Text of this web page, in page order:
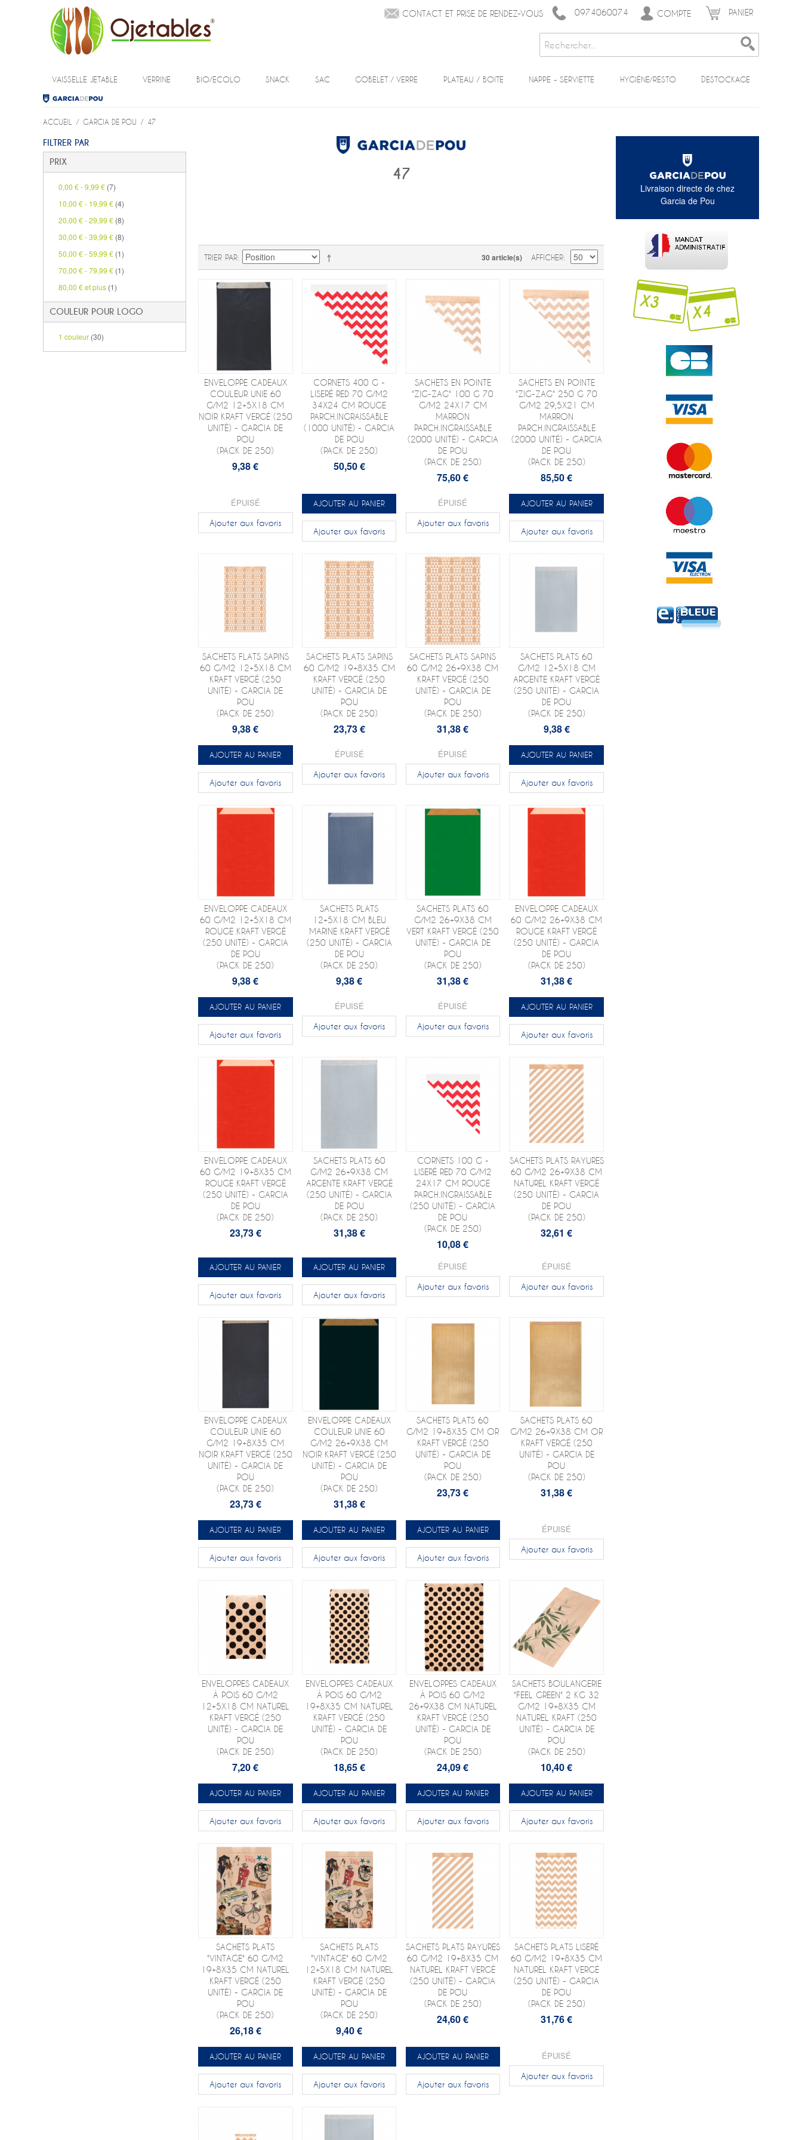
CONTACT ET PRISE DE RENDEZ-VOUS 0974060074 COMPTE PANIER
VAISSELLE JETABLE VERRINE BIO/ECOLO SNACK SAC GOBELET / VERRE PLATEAU / BOITE NAPPE - SERVIETTE HYGIÈNE/RESTO DESTOCKAGE
ACCUEIL / GARCIA DE POU / 47
FILTRER PAR
PRIX
0,00 €-9,99 € (7)
10,00 €- 19,99 € (4)
20,00 €-29,99 € (8)
30,00 €-39,99 € (8)
50,00 €-59,99 € (1)
70,00 €-79,99 € (1)
80,00 €et plus (1)
COULEUR POUR LOGO
1 couleur (30)
47
TRIER PAR 30 article(s) AFFICHER
ENVELOPPE CADEAUX
COULEUR UNIE 60
G/M2 12+5X18 CM
NOIR KRAFT VERGÉ (250
UNITÉ) - GARCIA DE
POU
(PACK DE 250)
9,38 €
ÉPUISÉ
Ajouter aux favoris
CORNETS 400 G -
LISERÉ RED 70 G/M2
34X24 CM ROUGE
PARCH.INGRAISSABLE
(1000 UNITÉ) - GARCIA
DE POU
(PACK DE 250)
50,50 €
AJOUTER AU PANIER
Ajouter aux favoris
SACHETS EN POINTE
"ZIG-ZAG" 100 G 70
G/M2 24X17 CM
MARRON
PARCH.INGRAISSABLE
(2000 UNITÉ) - GARCIA
DE POU
(PACK DE 250)
75,60 €
ÉPUISÉ
Ajouter aux favoris
SACHETS EN POINTE
"ZIG-ZAG" 250 G 70
G/M2 29,5X21 CM
MARRON
PARCH.INGRAISSABLE
(2000 UNITÉ) - GARCIA
DE POU
(PACK DE 250)
85,50 €
AJOUTER AU PANIER
Ajouter aux favoris
SACHETS FLATS SAPINS
60 G/M2 12+5X18 CM
KRAFT VERGÉ (250
UNITÉ) - GARCIA DE
POU
(PACK DE 250)
9,38 €
AJOUTER AU PANIER
Ajouter aux favoris
SACHETS PLATS SAPINS
60 G/M2 19+8X35 CM
KRAFT VERGÉ (250
UNITÉ) - GARCIA DE
POU
(PACK DE 250)
23,73 €
ÉPUISÉ
Ajouter aux favoris
SACHETS PLATS SAPINS
60 G/M2 26+9X38 CM
KRAFT VERGÉ (250
UNITÉ) - GARCIA DE
POU
(PACK DE 250)
31,38 €
ÉPUISÉ
Ajouter aux favoris
SACHETS PLATS 60
G/M2 12+5X18 CM
ARGENTE KRAFT VERGÉ
(250 UNITÉ) - GARCIA
DE POU
(PACK DE 250)
9,38 €
AJOUTER AU PANIER
Ajouter aux favoris
ENVELOPPE CADEAUX
60 G/M2 12+5X18 CM
ROUGE KRAFT VERGÉ
(250 UNITÉ) - GARCIA
DE POU
(PACK DE 250)
9,38 €
AJOUTER AU PANIER
Ajouter aux favoris
SACHETS PLATS
12+5X18 CM BLEU
MARINE KRAFT VERGÉ
(250 UNITÉ) - GARCIA
DE POU
(PACK DE 250)
9,38 €
ÉPUISÉ
Ajouter aux favoris
SACHETS PLATS 60
G/M2 26+9X38 CM
VERT KRAFT VERGÉ (250
UNITÉ) - GARCIA DE
POU
(PACK DE 250)
31,38 €
ÉPUISÉ
Ajouter aux favoris
ENVELOPPE CADEAUX
60 G/M2 26+9X38 CM
ROUGE KRAFT VERGÉ
(250 UNITÉ) - GARCIA
DE POU
(PACK DE 250)
31,38 €
AJOUTER AU PANIER
Ajouter aux favoris
ENVELOPPE CADEAUX
60 G/M2 19+8X35 CM
ROUGE KRAFT VERGÉ
(250 UNITÉ) - GARCIA
DE POU
(PACK DE 250)
23,73 €
AJOUTER AU PANIER
Ajouter aux favoris
SACHETS PLATS 60
G/M2 26+9X38 CM
ARGENTE KRAFT VERGÉ
(250 UNITÉ) - GARCIA
DE POU
(PACK DE 250)
31,38 €
AJOUTER AU PANIER
Ajouter aux favoris
CORNETS 100 G -
LISERÉ RED 70 G/M2
24X17 CM ROUGE
PARCH.INGRAISSABLE
(250 UNITÉ) - GARCIA
DE POU
(PACK DE 250)
10,08 €
ÉPUISÉ
Ajouter aux favoris
SACHETS PLATS RAYURES
60 G/M2 26+9X38 CM
NATUREL KRAFT VERGÉ
(250 UNITÉ) - GARCIA
DE POU
(PACK DE 250)
32,61 €
ÉPUISÉ
Ajouter aux favoris
ENVELOPPE CADEAUX
COULEUR UNIE 60
G/M2 19+8X35 CM
NOIR KRAFT VERGÉ (250
UNITÉ) - GARCIA DE
POU
(PACK DE 250)
23,73 €
AJOUTER AU PANIER
Ajouter aux favoris
ENVELOPPE CADEAUX
COULEUR UNIE 60
G/M2 26+9X38 CM
NOIR KRAFT VERGÉ (250
UNITÉ) - GARCIA DE
POU
(PACK DE 250)
31,38 €
AJOUTER AU PANIER
Ajouter aux favoris
SACHETS PLATS 60
G/M2 19+8X35 CM OR
KRAFT VERGÉ (250
UNITÉ) - GARCIA DE
POU
(PACK DE 250)
23,73 €
AJOUTER AU PANIER
Ajouter aux favoris
SACHETS PLATS 60
G/M2 26+9X38 CM OR
KRAFT VERGÉ (250
UNITÉ) - GARCIA DE
POU
(PACK DE 250)
31,38 €
ÉPUISÉ
Ajouter aux favoris
ENVELOPPES CADEAUX
À POIS 60 G/M2
12+5X18 CM NATUREL
KRAFT VERGÉ (250
UNITÉ) - GARCIA DE
POU
(PACK DE 250)
7,20 €
AJOUTER AU PANIER
Ajouter aux favoris
ENVELOPPES CADEAUX
À POIS 60 G/M2
19+8X35 CM NATUREL
KRAFT VERGÉ (250
UNITÉ) - GARCIA DE
POU
(PACK DE 250)
18,65 €
AJOUTER AU PANIER
Ajouter aux favoris
ENVELOPPES CADEAUX
À POIS 60 G/M2
26+9X38 CM NATUREL
KRAFT VERGÉ (250
UNITÉ) - GARCIA DE
POU
(PACK DE 250)
24,09 €
AJOUTER AU PANIER
Ajouter aux favoris
SACHETS BOULANGERIE
"FEEL GREEN" 2 KG 32
G/M2 19+8X35 CM
NATUREL KRAFT (250
UNITÉ) - GARCIA DE
POU
(PACK DE 250)
10,40 €
AJOUTER AU PANIER
Ajouter aux favoris
SACHETS PLATS
"VINTAGE" 60 G/M2
19+8X35 CM NATUREL
KRAFT VERGÉ (250
UNITÉ) - GARCIA DE
POU
(PACK DE 250)
26,18 €
AJOUTER AU PANIER
Ajouter aux favoris
SACHETS PLATS
"VINTAGE" 60 G/M2
12+5X18 CM NATUREL
KRAFT VERGÉ (250
UNITÉ) - GARCIA DE
POU
(PACK DE 250)
9,40 €
AJOUTER AU PANIER
Ajouter aux favoris
SACHETS PLATS RAYURES
60 G/M2 19+8X35 CM
NATUREL KRAFT VERGÉ
(250 UNITÉ) - GARCIA
DE POU
(PACK DE 250)
24,60 €
AJOUTER AU PANIER
Ajouter aux favoris
SACHETS PLATS LISERÉ
60 G/M2 19+8X35 CM
NATUREL KRAFT VERGÉ
(250 UNITÉ) - GARCIA
DE POU
(PACK DE 250)
31,76 €
ÉPUISÉ
Ajouter aux favoris
Livraison directe de chez
Garcia de Pou